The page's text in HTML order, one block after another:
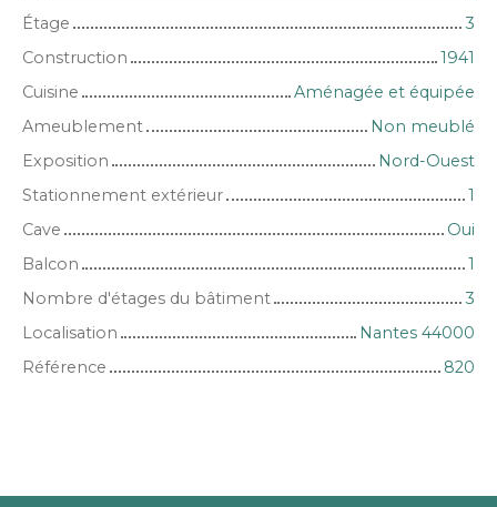
Étage
3
Construction
1941
Cuisine
Aménagée et équipée
Ameublement
Non meublé
Exposition
Nord-Ouest
Stationnement extérieur
1
Cave
Oui
Balcon
1
Nombre d'étages du bâtiment
3
Localisation
Nantes 44000
Référence
820